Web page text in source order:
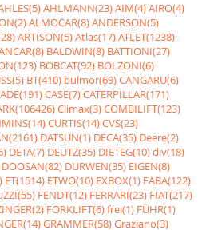
AHLMANN(23)AIM(4)AIRO(4)
ALMOCAR(8)ANDERSON(5)
ARTISON(5)Atlas(17)ATLET(1238)
BALDWIN(8) BATTIONI(27)
BOBCAT(92) BOLZONI(6)
BT(410) bulmor(69)CANGARU(6)
CASE(7)CATERPILLAR(171)
Climax(3)COMBILIFT(123)
CURTIS(14)CVS(23)
DATSUN(1) DECA(35) Deere(2)
DETA(7) DEUTZ(35) DIETEG(10)div(18)
DOOSAN(82) DURWEN(35) EIGEN(8)
ET(1514) ETWO(10) EXBOX(1) FABA(122)
FENDT(12) FERRARI(23) FIAT(217)
FORKLIFT(6)frei(1) FÜHR(1)
GRAMMER(58)Graziano(3)